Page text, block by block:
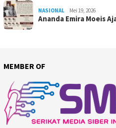
NASIONAL Mei 19, 2026
Ananda Emira Moeis
MEMBER OF